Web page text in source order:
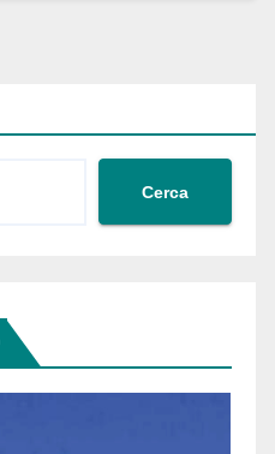
Cerca